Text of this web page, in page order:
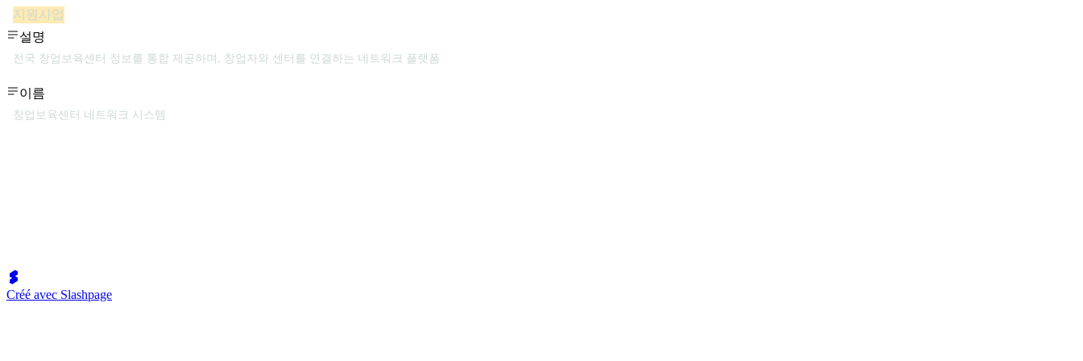
지원사업
설명
전국 창업보육센터 정보를 통합 제공하며, 창업자와 센터를 연결하는 네트워크 플랫폼
이름
창업보육센터 네트워크 시스템
Créé avec Slashpage